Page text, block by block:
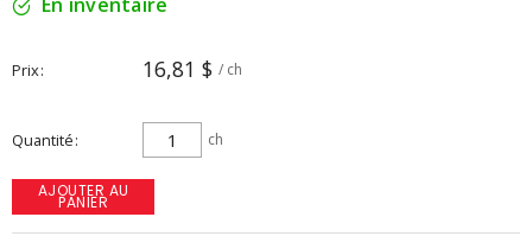
Prix 16,81 $ / ch
Quantité ch
AJOUTER AU
PANIER